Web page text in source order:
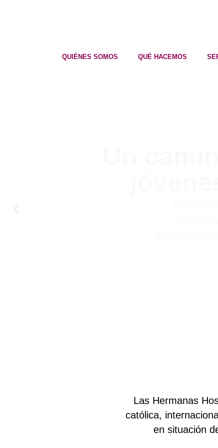
QUIÉNES SOMOS QUÉ HACEMOS
Las Hermanas
católica,
en situación